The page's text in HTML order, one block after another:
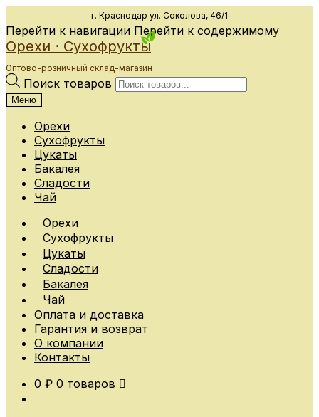
г. Краснодар ул. Соколова, 46/1
Перейти к навигации Перейти к содержимому
Орехи · Сухофрукты
Оптово-розничный склад-магазин
Поиск товаров
Меню
Орехи
Сухофрукты
Цукаты
Бакалея
Сладости
Чай
Орехи
Сухофрукты
Цукаты
Сладости
Бакалея
Чай
Оплата и доставка
Гарантия и возврат
О компании
Контакты
0 ₽ 0 товаров